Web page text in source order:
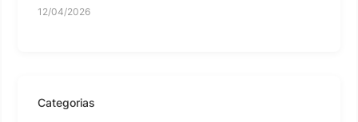
12/04/2026
Categorias